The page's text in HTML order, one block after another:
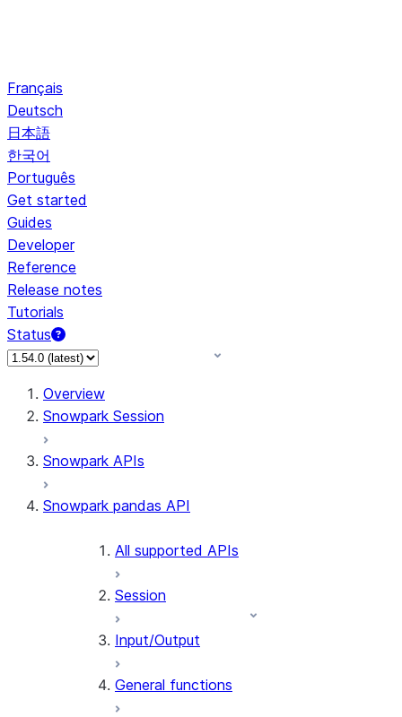
Français
Deutsch
日本語
한국어
Português
Get started
Guides
Developer
Reference
Release notes
Tutorials
Status
Overview
Snowpark Session
Snowpark APIs
Snowpark pandas API
All supported APIs
Session
Input/Output
General functions